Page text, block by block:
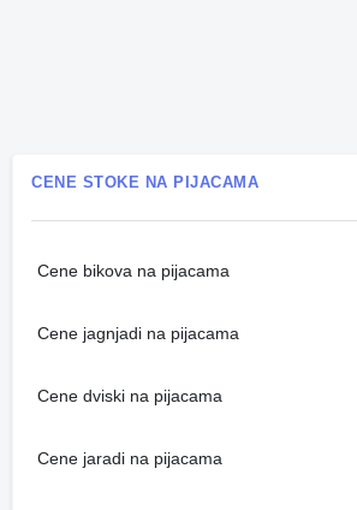
CENE STOKE NA PIJACAMA
Cene bikova na pijacama
Cene jagnjadi na pijacama
Cene dviski na pijacama
Cene jaradi na pijacama